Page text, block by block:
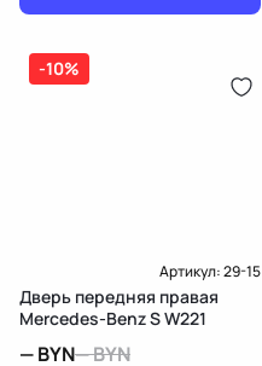
-10%
Артикул:29-15
Дверь передняя правая
Mercedes-Benz S W221
—BYN—BYN